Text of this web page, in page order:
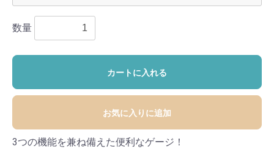
数量
カートに入れる
お気に入りに追加
3つの機能を兼ね備えた便利なゲージ！